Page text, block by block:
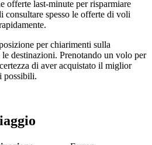
offerte last-minute per risparmiare
consultare spesso le offerte di voli
per chiarimenti sulla
destinazioni. Prenotando un volo per
di aver acquistato il miglior
possibili.